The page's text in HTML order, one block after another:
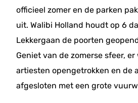
officieel zomer en de parken
uit. Walibi Holland houdt op 6
Lekkergaan de poorten
Geniet van de zomerse sfeer,
artiesten opengetrokken en de
afgesloten met een grote